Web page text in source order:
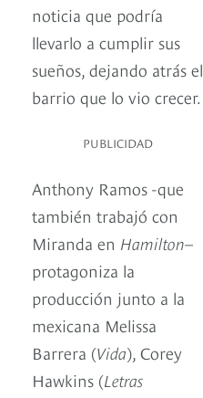
noticia que podría
llevarlo a cumplir sus
sueños, dejando atrás el
barrio que lo vio crecer.
PUBLICIDAD
Anthony Ramos -que
también trabajó con
Miranda en Hamilton–
protagoniza la
producción junto a la
mexicana Melissa
Barrera (Vida), Corey
Hawkins (Letras